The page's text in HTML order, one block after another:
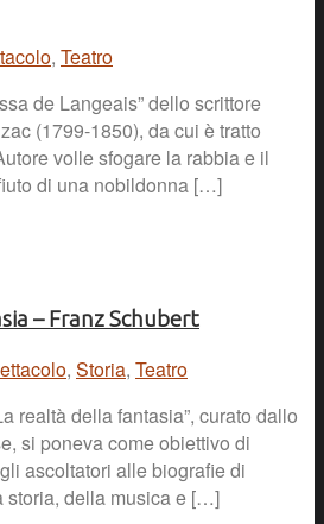
, Teatro
de Langeais” dello scrittore
(1799-1850), da cui è tratto
volle sfogare la rabbia e il
di una nobildonna […]
– Franz Schubert
, Storia, Teatro
realtà della fantasia”, curato dallo
si poneva come obiettivo di
ascoltatori alle biografie di
storia, della musica e […]